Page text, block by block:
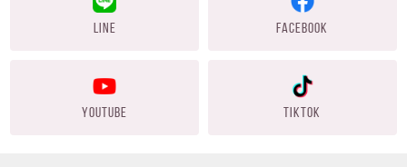
LINE FACEBOOK
YOUTUBE TIKTOK